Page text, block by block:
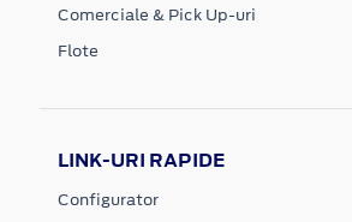
Comerciale & Pick Up-uri
Flote
LINK-URI RAPIDE
Configurator